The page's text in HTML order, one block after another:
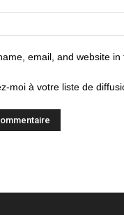
email, and website
moi à votre liste de